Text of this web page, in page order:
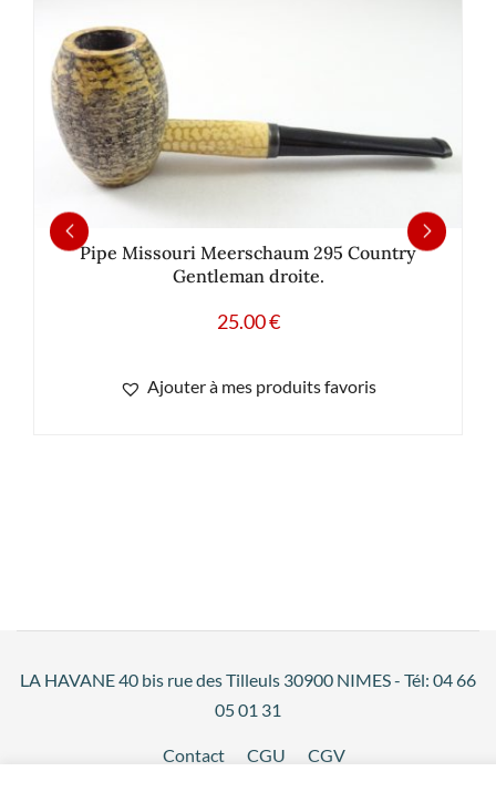
Pipe Missouri Meerschaum 295 Country
Gentleman droite.
25.00€
Ajouter à mes produits favoris
LA HAVANE 40 bis rue des Tilleuls 30900 NIMES - Tél: 04 66
05 01 31
Contact CGU CGV